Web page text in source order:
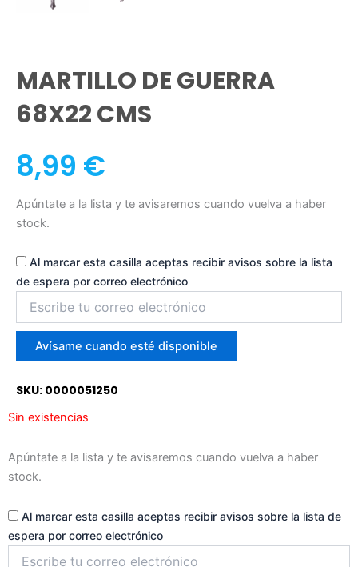
MARTILLO DE GUERRA
68X22 CMS
8,99 €
Apúntate a la lista y te avisaremos cuando vuelva a haber
stock.
Al marcar esta casilla aceptas recibir avisos sobre la lista
de espera por correo electrónico
correo
para
unirte
la
lista
Avísame cuando esté disponible
SKU: 0000051250
Sin existencias
Apúntate a la lista y te avisaremos cuando vuelva a haber
stock.
Al marcar esta casilla aceptas recibir avisos sobre la lista de
espera por correo electrónico